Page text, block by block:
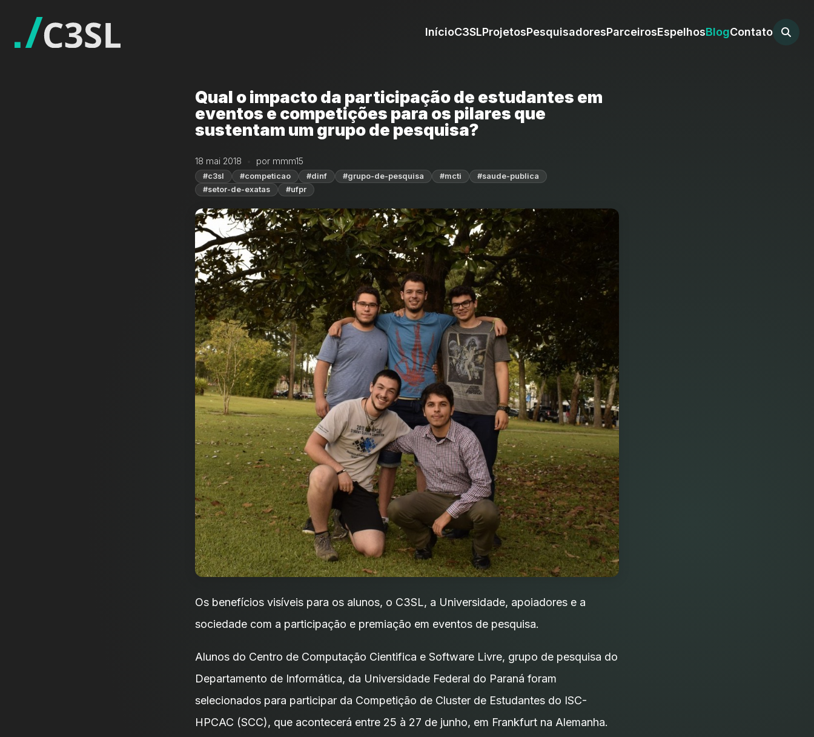
InícioC3SLProjetosPesquisadoresParceirosEspelhosBlogContato
Qual o impacto da participação de estudantes em
eventos e competições para os pilares que
sustentam um grupo de pesquisa?
18 mai 2018 por mmm15
#c3sl #competicao #dinf #grupo-de-pesquisa #mcti
#saude-publica
#setor-de-exatas
#ufpr
Os benefícios visíveis para os alunos, o C3SL, a Universidade, apoiadores e a
sociedade com a participação e premiação em eventos de pesquisa.
Alunos do Centro de Computação Cientifica e Software Livre, grupo de pesquisa do
Departamento de Informática, da Universidade Federal do Paraná foram
selecionados para participar da Competição de Cluster de Estudantes do ISC-
HPCAC (SCC), que acontecerá entre 25 à 27 de junho, em Frankfurt na Alemanha.